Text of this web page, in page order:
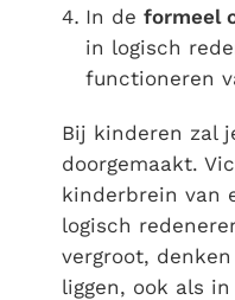
In de formeel
in logisch
functioneren
Bij kinderen zal
doorgemaakt.
kinderbrein van
logisch
vergroot,
liggen, ook als